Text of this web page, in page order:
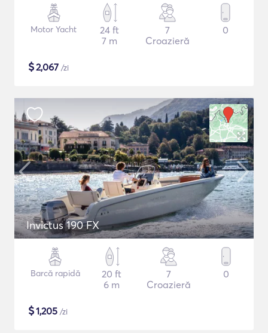
Motor Yacht
24 ft
7 m
7
Croazieră
0
$2,067 /zi
Invictus 190 FX
Barcă rapidă
20 ft
6 m
7
Croazieră
0
$1,205 /zi